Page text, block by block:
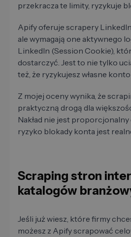
przekracza te limity, ryzykuje
Apify oferuje scrapery
ale wymagają one aktywnego
LinkedIn (Session Cookie),
dostarczyć. Jest to nie tylko
też, że ryzykujesz własne
Z mojej oceny wynika, że
praktyczną drogą dla
Nakład nie jest proporcjonalny
ryzyko blokady konta jest
Scraping stron
katalogów
Jeśli już wiesz, które firmy
możesz z Apify scrapować